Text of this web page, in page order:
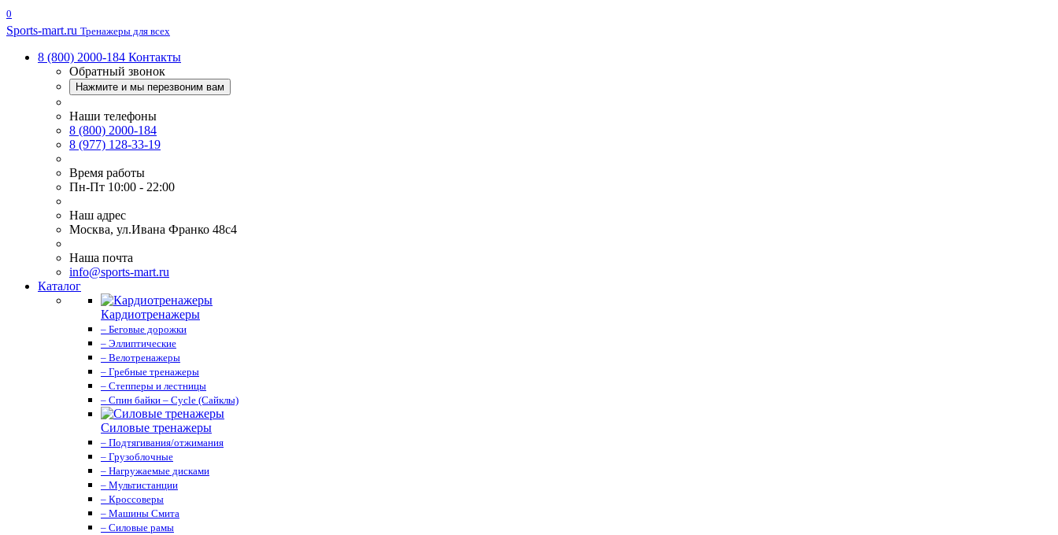
0
Sports-mart.ru Тренажеры для всех
8 (800) 2000-184 Контакты
Обратный звонок
Нажмите и мы перезвоним вам
Наши телефоны
8 (800) 2000-184
8 (977) 128-33-19
Время работы
Пн-Пт 10:00 - 22:00
Наш адрес
Москва, ул.Ивана Франко 48с4
Наша почта
info@sports-mart.ru
Каталог
Кардиотренажеры
– Беговые дорожки
– Эллиптические
– Велотренажеры
– Гребные тренажеры
– Степперы и лестницы
– Спин байки – Cycle (Сайклы)
Силовые тренажеры
– Подтягивания/отжимания
– Грузоблочные
– Нагружаемые дисками
– Мультистанции
– Кроссоверы
– Машины Смита
– Силовые рамы